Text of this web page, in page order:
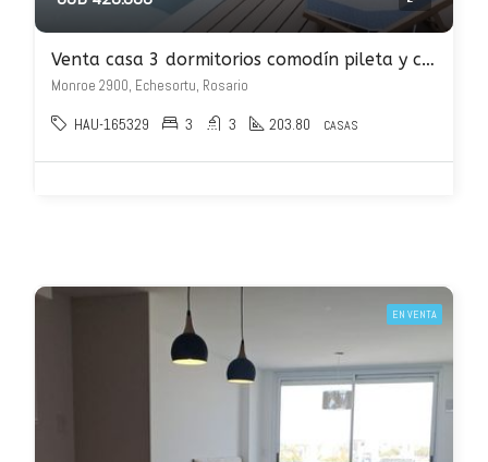
Venta casa 3 dormitorios comodín pileta y cochera – Monroe 2958
Monroe 2900, Echesortu, Rosario
HAU-165329 3 3 203.80 CASAS
EN VENTA